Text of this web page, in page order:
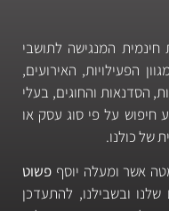
חינמית המנגישה לתושבי
הפעילויות, האירועים,
הסדנאות והחוגים, בעלי
חיפוש על פי סוג עסק או
של כולנו.
אשר ומעלה יוסף פשוט
ובשבילנו, להתעדכן